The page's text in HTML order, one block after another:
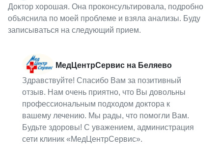
Доктор хорошая. Она проконсультировала, подробно
объяснила по моей проблеме и взяла анализы. Буду
записываться на следующий прием.
МедЦентрСервис на Беляево
Здравствуйте! Спасибо Вам за позитивный
отзыв. Нам очень приятно, что Вы довольны
профессиональным подходом доктора к
вашему лечению. Мы рады, что помогли Вам.
Будьте здоровы! С уважением, администрация
сети клиник «МедЦентрСервис».